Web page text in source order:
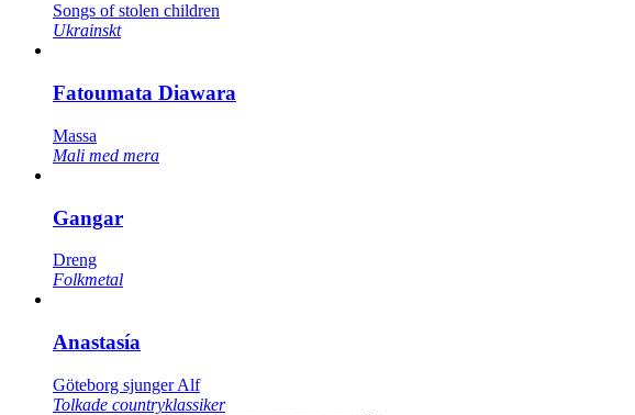
Songs of stolen children
Ukrainskt
Fatoumata Diawara
Massa
Mali med mera
Gangar
Dreng
Folkmetal
Anastasía
Göteborg sjunger Alf
Tolkade countryklassiker